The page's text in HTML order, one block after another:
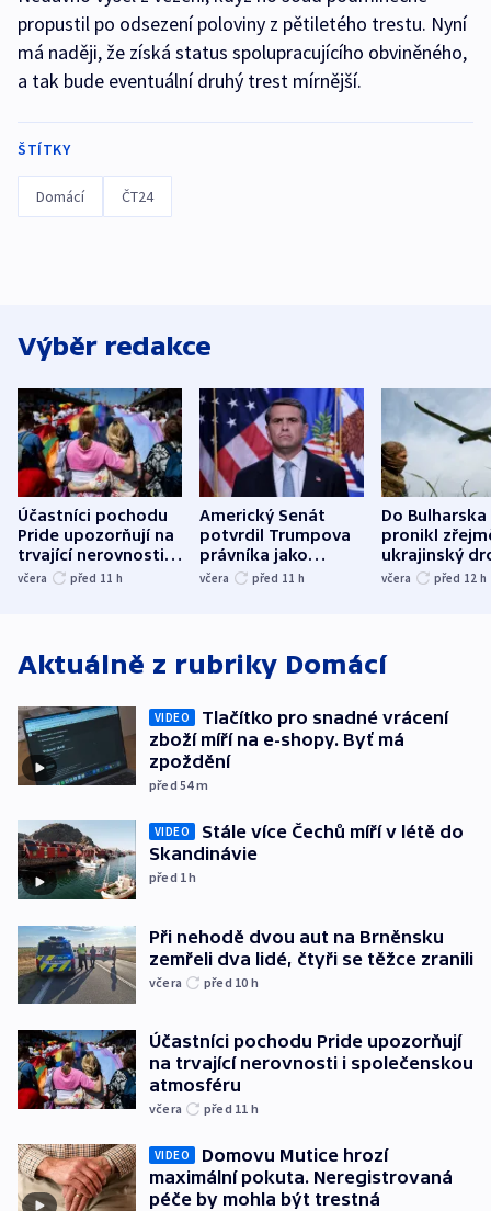
propustil po odsezení poloviny z pětiletého trestu. Nyní
má naději, že získá status spolupracujícího obviněného,
a tak bude eventuální druhý trest mírnější.
ŠTÍTKY
Domácí ČT24
Výběr redakce
Účastníci pochodu
Pride upozorňují na
trvající nerovnosti i
společenskou
včera před 11 h
Americký Senát
potvrdil Trumpova
právníka jako
ministra
včera před 11 h
Do Bulharska
pronikl
ukrajinský
explodoval
včera před 12 h
Aktuálně z rubriky Domácí
VIDEO
Tlačítko pro snadné vrácení
zboží míří na e-shopy. Byť má
zpoždění
před 54m
VIDEO
Stále více Čechů míří v létě do
Skandinávie
před 1h
Při nehodě dvou aut na Brněnsku
zemřeli dva lidé, čtyři se těžce zranili
včera před 10 h
Účastníci pochodu Pride upozorňují
na trvající nerovnosti i společenskou
atmosféru
včera před 11 h
VIDEO
Domovu Mutice hrozí
maximální pokuta. Neregistrovaná
péče by mohla být trestná